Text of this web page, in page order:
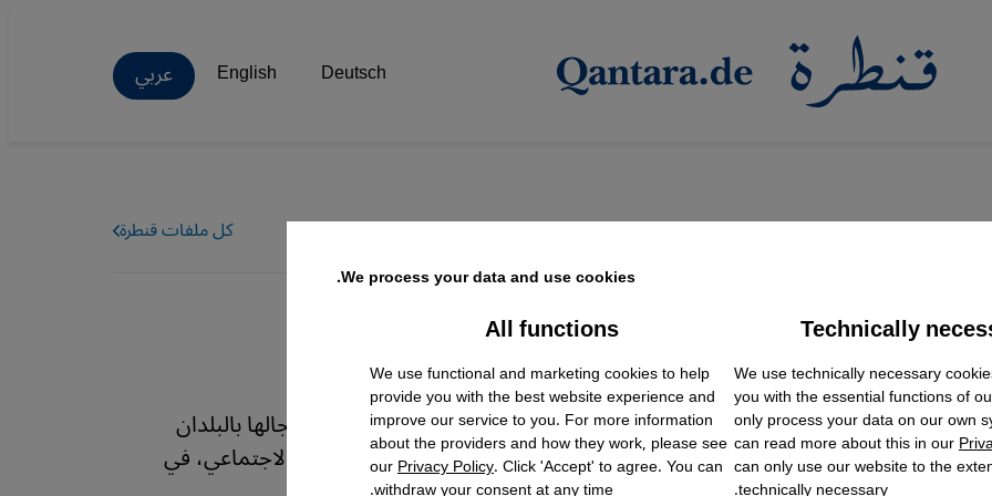
Deutsch
English عربي
كل ملفات قنطرة
الأكاديمية في ألمانيا
الشرق الأوسط في مفترق طرق - رسالة احتجاج
إلى الرابطة الألمانية لدراسات الشرق الأوسط (دافو) على أنها أكبر جمعية في مجالها بالبلدان
بالألمانية. بيد أن صراعا يدور الآن داخلها حول مسألة التمثيل والتفاعل مع الحراك الاجتماعي، في
We process your data and use cookies.
Technically
We use technically necessary
you with the essential functions of
only process your data on our own
can read more about this in our
can only use our website to the
All functions
We use functional and marketing cookies to help
provide you with the best website experience and
improve our service to you. For more information
about the providers and how they work, please see
ourPrivacy Policy. Click 'Accept' to agree. You can
Facebook Embed / Facebook Connect
Twitter Embed
Instagram Embed
Youtube Embed
Google Maps Embed